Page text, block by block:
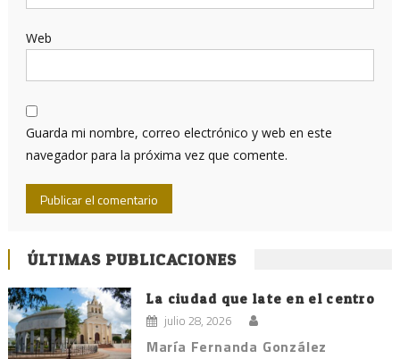
Web
Guarda mi nombre, correo electrónico y web en este
navegador para la próxima vez que comente.
ÚLTIMAS PUBLICACIONES
La ciudad que late en el centro
julio 28, 2026
María Fernanda González